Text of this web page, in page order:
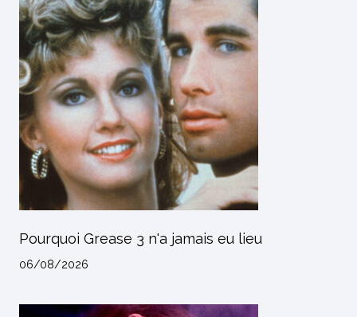
Pourquoi Grease 3 n'a jamais eu lieu
06/08/2026